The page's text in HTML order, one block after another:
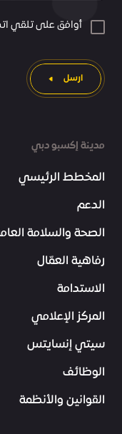
مدينة إكسبو دبي
المخطط الرئيسي
الدعم
الصحة والسلامة
رفاهية العمّال
الاستدامة
المركز الإعلامي
سيتي إنسايتس
الوظائف
القوانين والأنظمة
أوافق على تلقي
ارسل